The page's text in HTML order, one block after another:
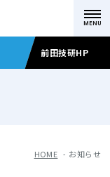
前田技研HP
HOME お知らせ